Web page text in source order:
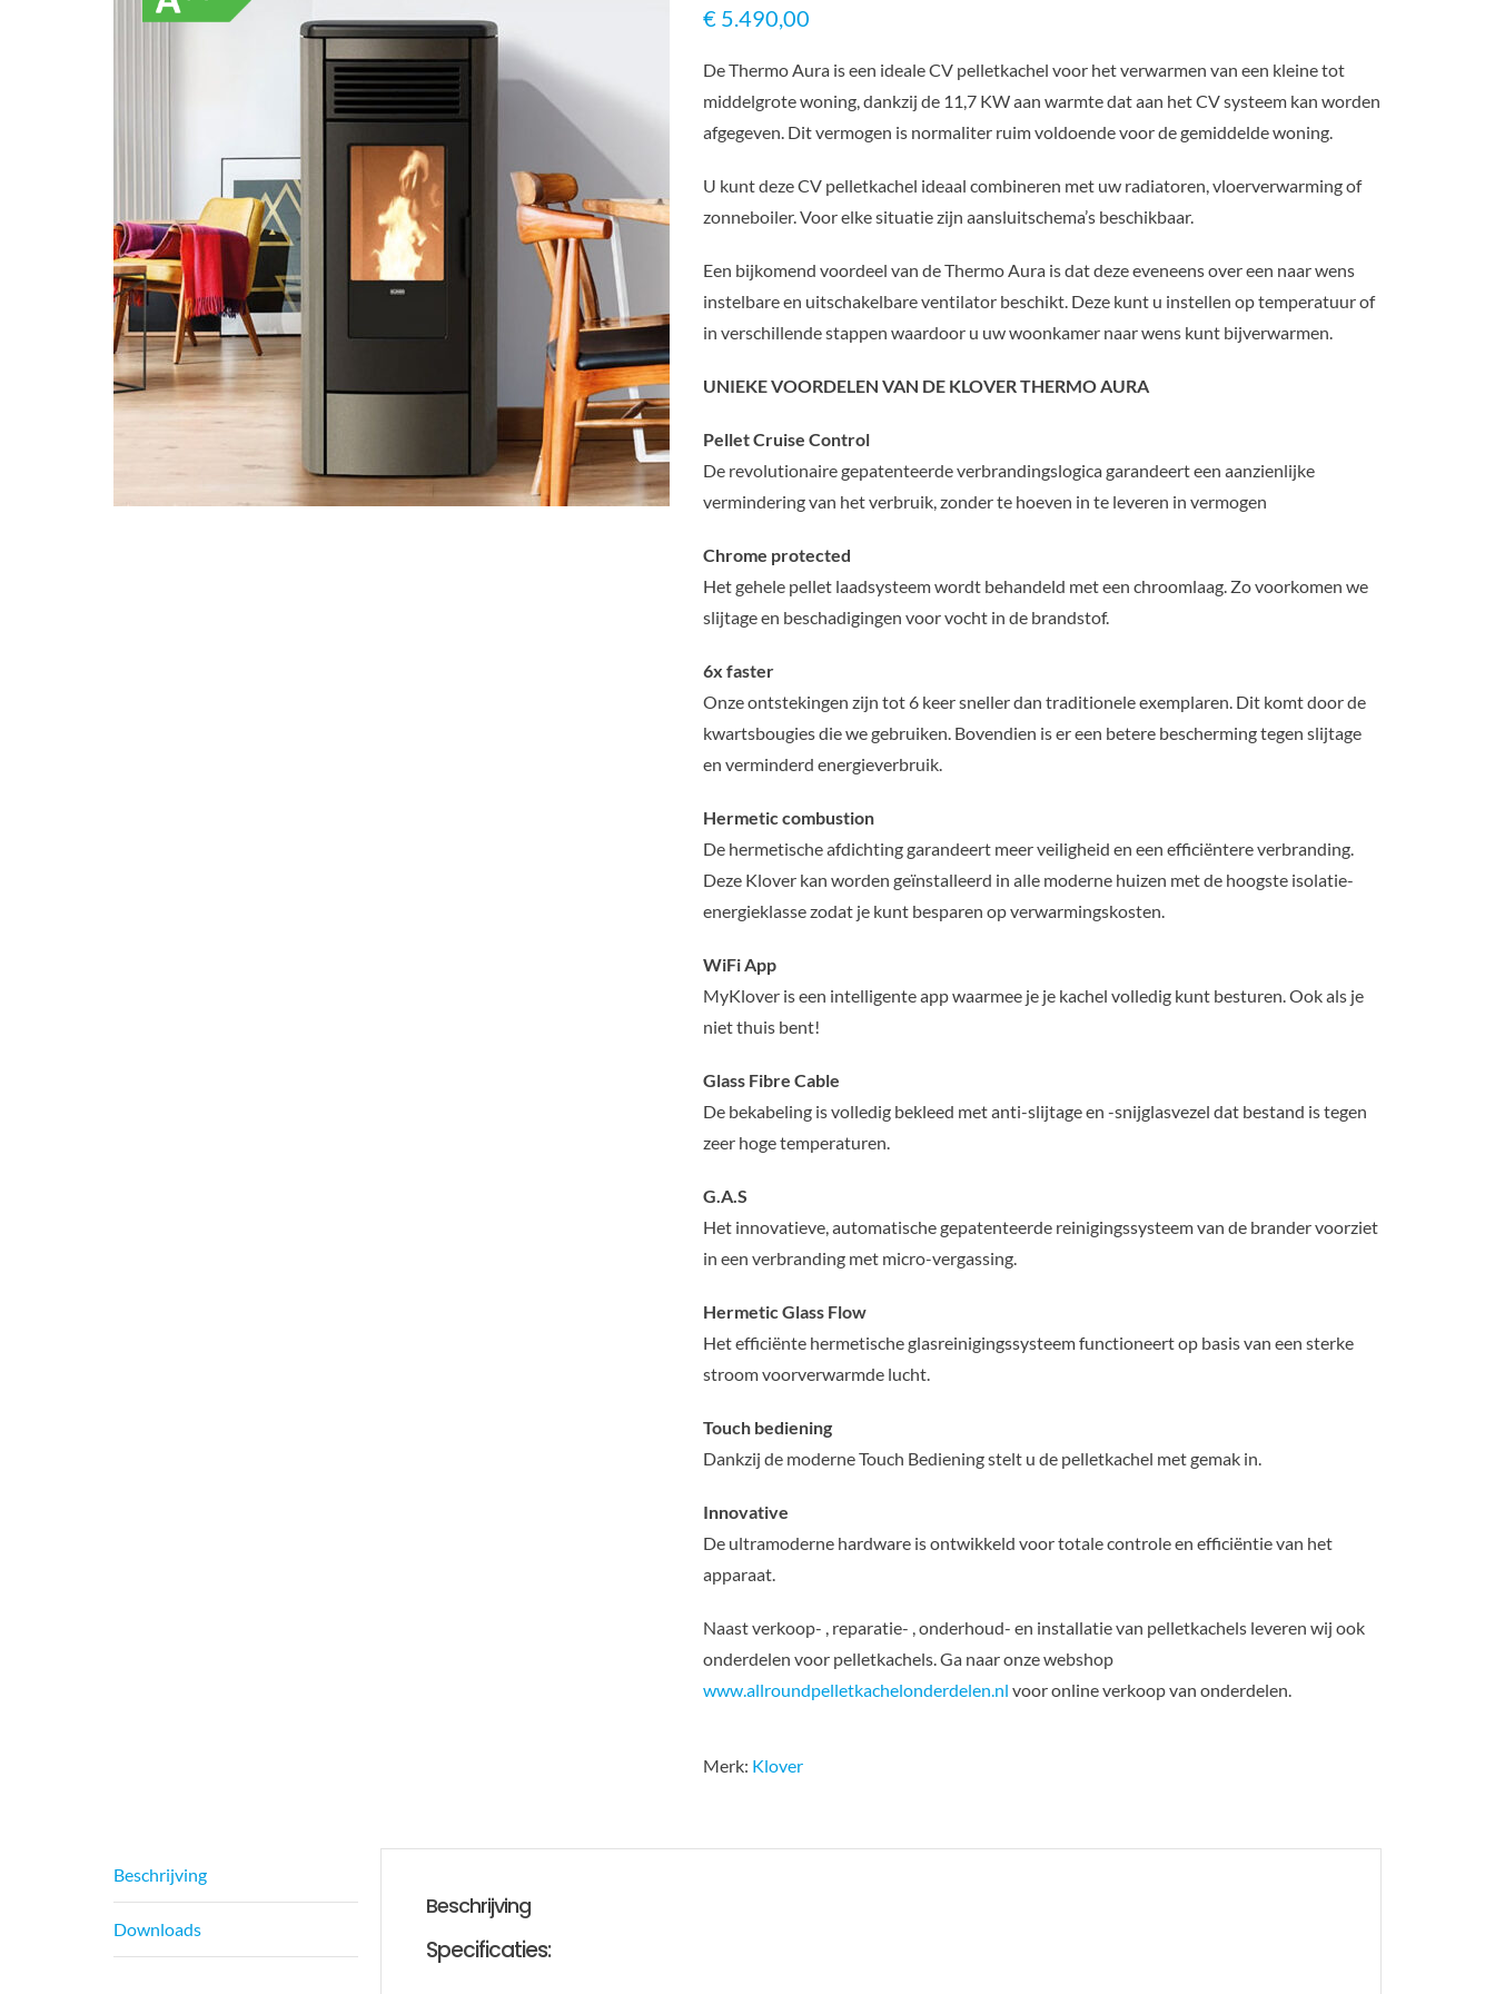
€ 5.490,00
De Thermo Aura is een ideale CV pelletkachel voor het verwarmen van een kleine tot
middelgrote woning, dankzij de 11,7 KW aan warmte dat aan het CV systeem kan worden
afgegeven. Dit vermogen is normaliter ruim voldoende voor de gemiddelde woning.
U kunt deze CV pelletkachel ideaal combineren met uw radiatoren, vloerverwarming of
zonneboiler. Voor elke situatie zijn aansluitschema’s beschikbaar.
Een bijkomend voordeel van de Thermo Aura is dat deze eveneens over een naar wens
instelbare en uitschakelbare ventilator beschikt. Deze kunt u instellen op temperatuur of
in verschillende stappen waardoor u uw woonkamer naar wens kunt bijverwarmen.
UNIEKE VOORDELEN VAN DE KLOVER THERMO AURA
Pellet Cruise Control
De revolutionaire gepatenteerde verbrandingslogica garandeert een aanzienlijke
vermindering van het verbruik, zonder te hoeven in te leveren in vermogen
Chrome protected
Het gehele pellet laadsysteem wordt behandeld met een chroomlaag. Zo voorkomen we
slijtage en beschadigingen voor vocht in de brandstof.
6x faster
Onze ontstekingen zijn tot 6 keer sneller dan traditionele exemplaren. Dit komt door de
kwartsbougies die we gebruiken. Bovendien is er een betere bescherming tegen slijtage
en verminderd energieverbruik.
Hermetic combustion
De hermetische afdichting garandeert meer veiligheid en een efficiëntere verbranding.
Deze Klover kan worden geïnstalleerd in alle moderne huizen met de hoogste isolatie-
energieklasse zodat je kunt besparen op verwarmingskosten.
WiFi App
MyKlover is een intelligente app waarmee je je kachel volledig kunt besturen. Ook als je
niet thuis bent!
Glass Fibre Cable
De bekabeling is volledig bekleed met anti-slijtage en -snijglasvezel dat bestand is tegen
zeer hoge temperaturen.
G.A.S
Het innovatieve, automatische gepatenteerde reinigingssysteem van de brander voorziet
in een verbranding met micro-vergassing.
Hermetic Glass Flow
Het efficiënte hermetische glasreinigingssysteem functioneert op basis van een sterke
stroom voorverwarmde lucht.
Touch bediening
Dankzij de moderne Touch Bediening stelt u de pelletkachel met gemak in.
Innovative
De ultramoderne hardware is ontwikkeld voor totale controle en efficiëntie van het
apparaat.
Naast verkoop- , reparatie- , onderhoud- en installatie van pelletkachels leveren wij ook
onderdelen voor pelletkachels. Ga naar onze webshop
www.allroundpelletkachelonderdelen.nl voor online verkoop van onderdelen.
Merk: Klover
Beschrijving
Downloads
Beschrijving
Specificaties: